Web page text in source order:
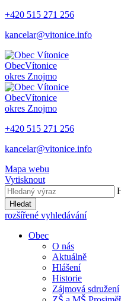
+420 515 271 256
kancelar@vitonice.info
ObecVítonice
okres Znojmo
ObecVítonice
okres Znojmo
+420 515 271 256
kancelar@vitonice.info
Mapa webu
Vytisknout
Hledat
rozšířené vyhledávání
Obec
O nás
Aktuálně
Hlášení
Historie
Zájmová sdružení